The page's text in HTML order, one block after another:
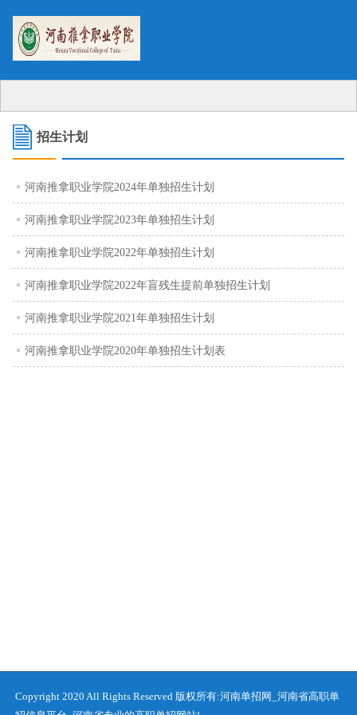
招生计划
河南推拿职业学院2024年单独招生计划
2024-03-12
河南推拿职业学院2023年单独招生计划
2023-03-13
河南推拿职业学院2022年单独招生计划
2022-03-15
河南推拿职业学院2022年盲残生提前单独招生计划
2022-03-10
河南推拿职业学院2021年单独招生计划
2021-04-05
河南推拿职业学院2020年单独招生计划表
Copyright 2020 All Rights Reserved 版权所有:河南单招网_河南省高职单